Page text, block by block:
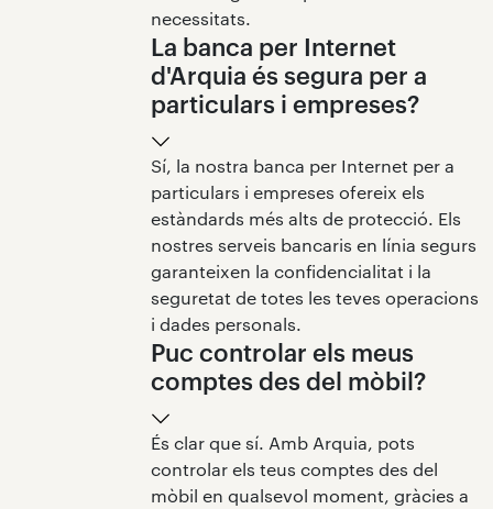
necessitats.
La banca per Internet
d'Arquia és segura per a
particulars i empreses?
Sí, la nostra banca per Internet per a
particulars i empreses ofereix els
estàndards més alts de protecció. Els
nostres serveis bancaris en línia segurs
garanteixen la confidencialitat i la
seguretat de totes les teves operacions
i dades personals.
Puc controlar els meus
comptes des del mòbil?
És clar que sí. Amb Arquia, pots
controlar els teus comptes des del
mòbil en qualsevol moment, gràcies a